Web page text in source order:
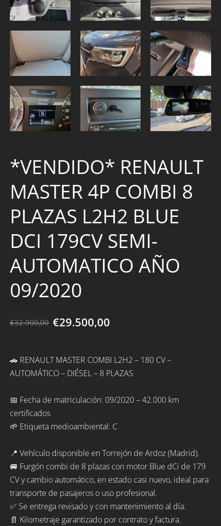
*VENDIDO* RENAULT
MASTER 4P COMBI 8
PLAZAS L2H2 BLUE
DCI 179CV SEMI-
AUTOMATICO AÑO
09/2020
€32.900,00 €29.500,00
🚗 RENAULT MASTER COMBI L2H2 – 180 CV –
AUTOMÁTICO – DIÉSEL – 8 PLAZAS
📅 Fecha de matriculación: 09/2020 – 42.000 km
certificados
🌱 Etiqueta medioambiental: C
📍 Vehículo disponible en Torrejón de Ardoz (Madrid).
🚐 Furgón combi de 8 plazas con motor Blue dCi de 179
CV y cambio automático, en estado casi nuevo, ideal para
transporte de pasajeros o uso profesional.
✅ Se entrega revisado y con mantenimiento al día.
📄 Kilometraje garantizado por contrato y factura.